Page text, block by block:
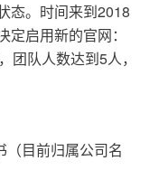
态。时间来到2018
启用新的官网：
团队人数达到5人，
目前归属公司名